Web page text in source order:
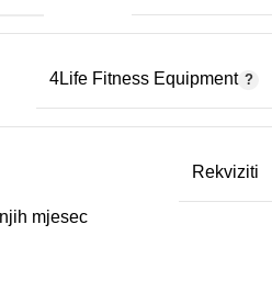
4Life Fitness Equipment
Rekviziti
mjesec